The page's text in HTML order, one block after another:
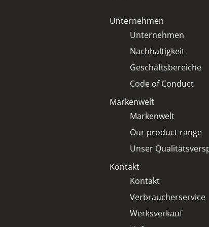
Unternehmen
Unternehmen
Nachhaltigkeit
Geschäftsbereiche
Code of Conduct
Markenwelt
Markenwelt
Our product range
Unser
Kontakt
Kontakt
Verbraucherservice
Werksverkauf